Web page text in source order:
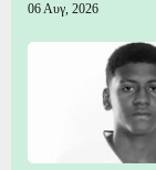
06 Αυγ, 2026